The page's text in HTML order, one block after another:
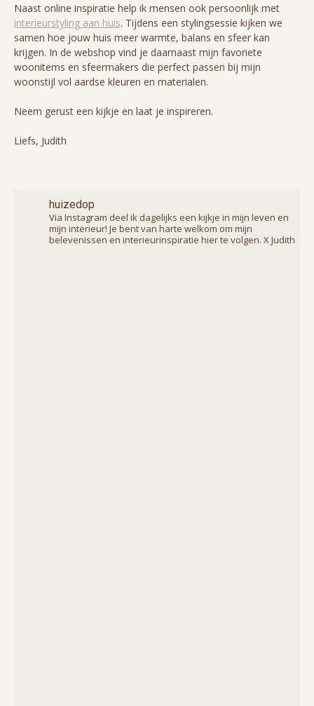
Naast online inspiratie help ik mensen ook persoonlijk met
interieurstyling aan huis. Tijdens een stylingsessie kijken we
samen hoe jouw huis meer warmte, balans en sfeer kan
krijgen. In de webshop vind je daarnaast mijn favoriete
woonitems en sfeermakers die perfect passen bij mijn
woonstijl vol aardse kleuren en materialen.
Neem gerust een kijkje en laat je inspireren.
Liefs, Judith
huizedop
Via Instagram deel ik dagelijks een kijkje in mijn leven en
mijn interieur! Je bent van harte welkom om mijn
belevenissen en interieurinspiratie hier te volgen. X Judith